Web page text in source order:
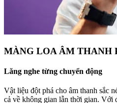
MÀNG LOA ÂM THANH
Lăng nghe từng chuyển động
Vật liệu đột phá cho âm thanh sắc
cả về không gian lẫn thời gian. Với